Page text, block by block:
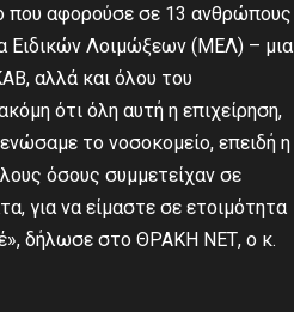
που αφορούσε σε 13 ανθρώπους
Ειδικών Λοιμώξεων (ΜΕΛ) – μια
αλλά και όλου του
ότι όλη αυτή η επιχείρηση,
το νοσοκομείο, επειδή η
όσους συμμετείχαν σε
για να είμαστε σε ετοιμότητα
δήλωσε στο ΘΡΑΚΗ ΝΕΤ, ο κ.